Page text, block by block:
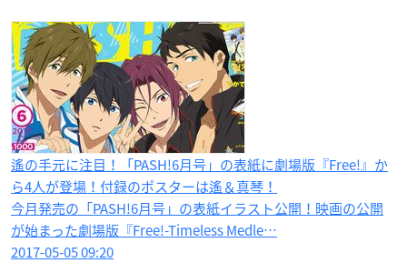
遙の手元に注目！「PASH!6月号」の表紙に劇場版『Free!』か
ら4人が登場！付録のポスターは遙＆真琴！
今月発売の「PASH!6月号」の表紙イラスト公開！映画の公開
が始まった劇場版『Free!-Timeless Medle…
2017-05-05 09:20